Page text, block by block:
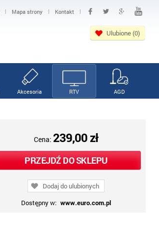
| Mapa strony | Kontakt |
Ulubione (0)
Akcesoria RTV AGD
Cena: 239,00 zł
PRZEJDŹ DO SKLEPU
Dodaj do ulubionych
Dostępny w: www.euro.com.pl